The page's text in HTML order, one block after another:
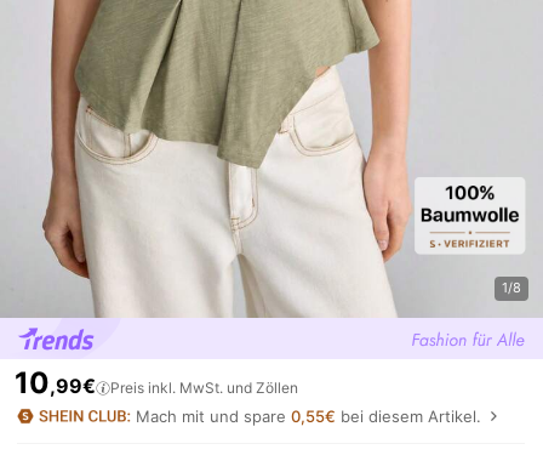
1/8
10,99€ Preis inkl. MwSt. und Zöllen
Mach mit und spare0,55€ bei diesem Artikel.